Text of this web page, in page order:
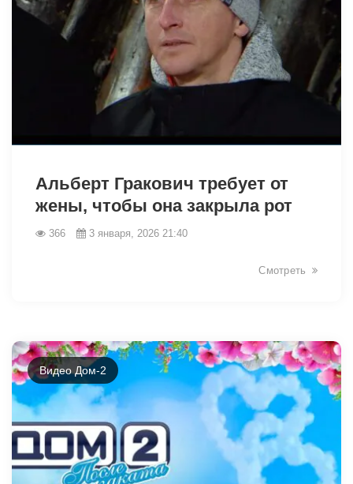
Альберт Гракович требует от
жены, чтобы она закрыла рот
366 3 января, 2026 21:40
Смотреть
Видео Дом-2